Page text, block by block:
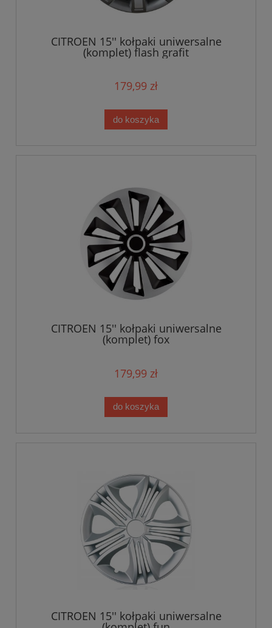
CITROEN 15'' kołpaki uniwersalne
(komplet) flash grafit
179,99 zł
do koszyka
CITROEN 15'' kołpaki uniwersalne
(komplet) fox
179,99 zł
do koszyka
CITROEN 15'' kołpaki uniwersalne